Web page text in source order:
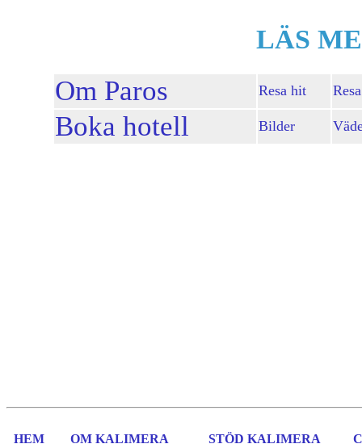
LÄS
Om Paros Resa hit
Boka hotell Bilder
HEM OM KALIMERA STÖD KALIMERA